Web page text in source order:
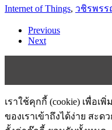
Internet of Things, วชิรพร
Previous
Next
เราใช้คุกกี้ (cookie) เพื่อ
ของเราเข้าถึงได้ง่าย สะ